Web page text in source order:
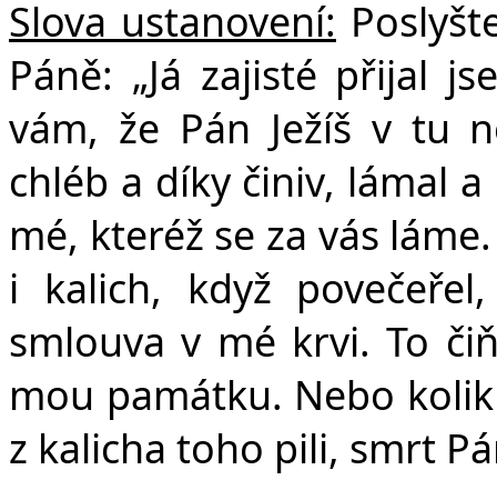
Slova ustanovení:
Páně: „Já zajisté přijal
vám, že Pán Ježíš v tu
chléb a díky činiv, lámal
mé, kteréž se za vás
i kalich, když
smlouva v mé krvi. To
mou památku. Nebo
z kalicha toho pili, smrt